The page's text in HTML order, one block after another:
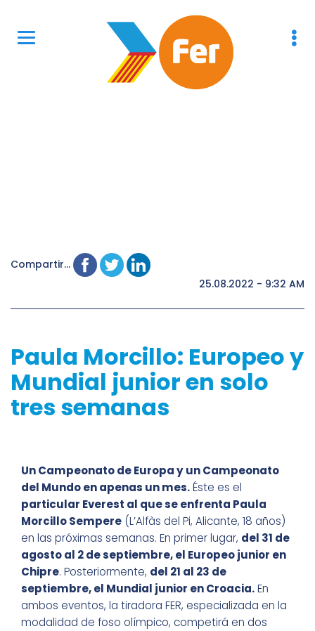
Compartir...
25.08.2022 - 9:32 AM
Paula Morcillo: Europeo y
Mundial junior en solo
tres semanas
Un Campeonato de Europa y un Campeonato
del Mundo en apenas un mes.Éste es el
particular Everest al que se enfrenta Paula
Morcillo Sempere (L’Alfàs del Pi, Alicante, 18 años)
en las próximas semanas. En primer lugar, del 31 de
agosto al 2 de septiembre, el Europeo junior en
Chipre. Posteriormente, del 21 al 23 de
septiembre, el Mundial junior en Croacia.En
ambos eventos, la tiradora FER, especializada en la
modalidad de foso olímpico, competirá en dos